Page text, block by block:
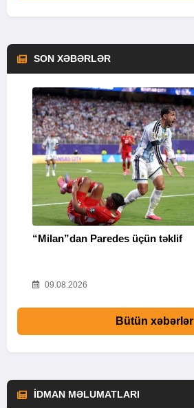
SON XƏBƏRLƏR
“Milan”dan Paredes üçün təklif
09.08.2026
Bütün xəbərlər
İDMAN MƏLUMATLARI